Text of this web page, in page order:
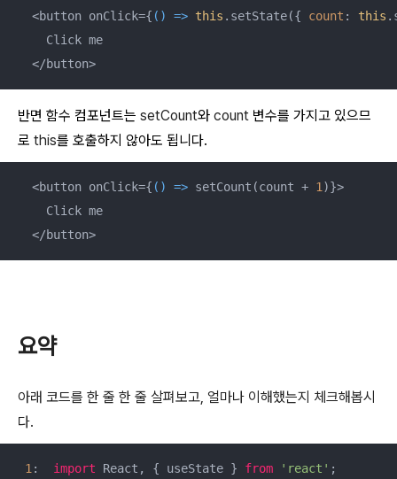
  <button onClick={
() => this .setState({ count : this
    Click me
  </button>
반면 함수 컴포넌트는 setCount와 count 변수를 가지고 있으므
로 this를 호출하지 않아도 됩니다.
  <button onClick={
() => setCount(count + 1 )}>
    Click me
  </button>
요약
아래 코드를 한 줄 한 줄 살펴보고, 얼마나 이해했는지 체크해봅시
다.
1 : import React, { useState } from 'react' ;